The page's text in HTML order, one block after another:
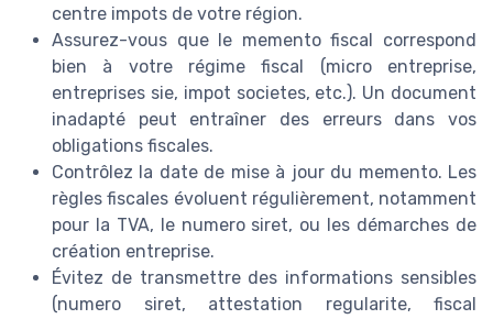
centre impots de votre région.
Assurez-vous que le memento fiscal correspond
bien à votre régime fiscal (micro entreprise,
entreprises sie, impot societes, etc.). Un document
inadapté peut entraîner des erreurs dans vos
obligations fiscales.
Contrôlez la date de mise à jour du memento. Les
règles fiscales évoluent régulièrement, notamment
pour la TVA, le numero siret, ou les démarches de
création entreprise.
Évitez de transmettre des informations sensibles
(numero siret, attestation regularite, fiscal